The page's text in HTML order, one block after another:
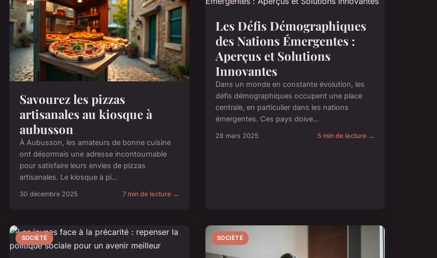
Savourez les pizzas
artisanales au kiosque à
aubusson
À Aubusson, les amateurs de bonne cuisine
ont désormais une adresse incontournable
pour satisfaire leurs envies de pizzas
artisanales. Le kiosque à pi...
30 décembre 2025 7 min de lecture →
Les Défis Démographiques
des Nations Émergentes :
Aperçus et Solutions
Innovantes
Dans un monde en constante évolution, les
défis démographiques occupent une place
centrale, en particulier dans les nations
émergentes. Ces pays doive...
28 mars 2025 5 min de lecture →
SOCIÉTÉ SOCIÉTÉ